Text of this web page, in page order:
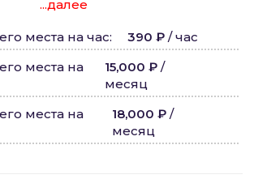
...далее
места на час: 390 ₽ / час
места на
15,000 ₽ /
месяц
места на
18,000 ₽ /
месяц